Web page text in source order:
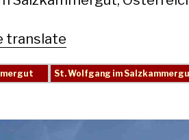
translate